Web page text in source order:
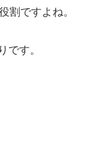
割ですよね。
です。